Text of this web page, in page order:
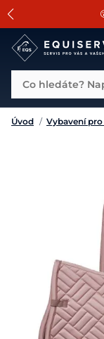
📐Pasování
Úvod / Vybavení